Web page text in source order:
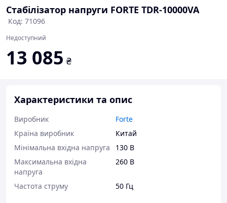
Стабілізатор напруги FORTE TDR-10000VA
Код: 71096
Недоступний
13 085 ₴
Характеристики та опис
Виробник
Forte
Країна виробник
Китай
Мінімальна вхідна напруга
130 В
Максимальна вхідна
напруга
260 В
Частота струму 50 Гц